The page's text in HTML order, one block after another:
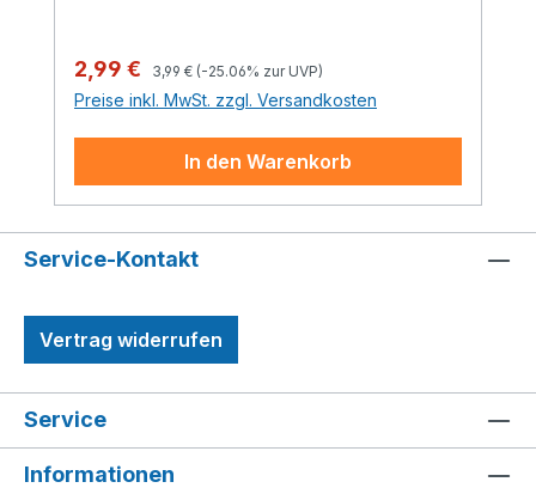
Verkaufspreis:
2,99 € Regulärer Preis:
3,99 € (-25.06% zur UVP)
Preise inkl. MwSt. zzgl. Versandkosten
In den Warenkorb
Service-Kontakt
Vertrag widerrufen
Service
Informationen